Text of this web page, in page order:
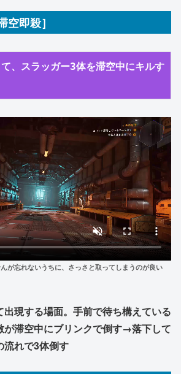
空即殺］
、スラッガー3体を滞空中にキルす
が忘れないうちに、さっさと取ってしまうのが良い
出現する場面。手前で待ち構えている
が滞空中にブリンクで倒す→落下して
れで3体倒す